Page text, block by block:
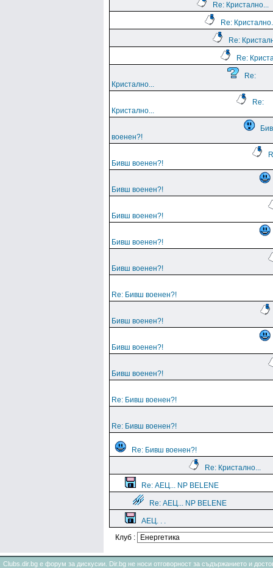
Re: Кристално...
Re:
Re:
Re:
Re:
Кристално...
Re:
Кристално...
военен?!
Бивш военен?!
Бивш военен?!
Бивш военен?!
Бивш военен?!
Бивш военен?!
Re: Бивш военен?!
Бивш военен?!
Бивш военен?!
Бивш военен?!
Re: Бивш военен?!
Re: Бивш военен?!
Re: Бивш военен?!
Re: Кристално...
Re: АЕЦ... NP BELENE
Re: АЕЦ... NP BELENE
АЕЦ. . .
Клуб :
Clubs.dir.bg е форум за дискусии. Dir.bg не носи отговорност за съдържанието и